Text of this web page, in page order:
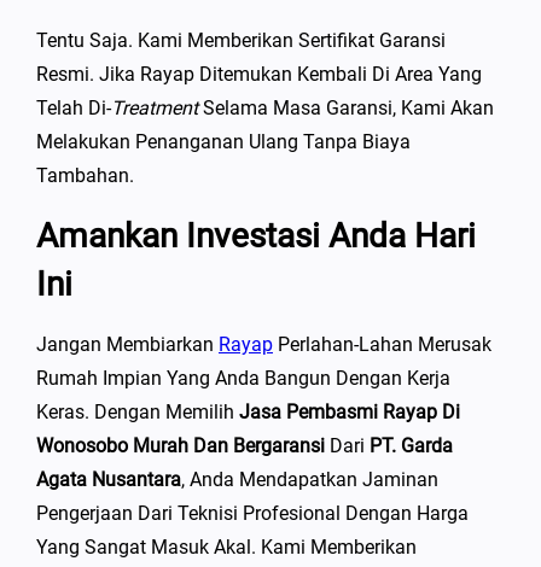
Tentu Saja. Kami Memberikan Sertifikat Garansi
Resmi. Jika Rayap Ditemukan Kembali Di Area Yang
Telah Di-TreatmentSelama Masa Garansi, Kami Akan
Melakukan Penanganan Ulang Tanpa Biaya
Tambahan.
Amankan Investasi Anda Hari
Ini
Jangan Membiarkan Rayap Perlahan-Lahan Merusak
Rumah Impian Yang Anda Bangun Dengan Kerja
Keras. Dengan Memilih Jasa Pembasmi Rayap Di
Wonosobo Murah Dan Bergaransi Dari PT. Garda
Agata Nusantara, Anda Mendapatkan Jaminan
Pengerjaan Dari Teknisi Profesional Dengan Harga
Yang Sangat Masuk Akal. Kami Memberikan